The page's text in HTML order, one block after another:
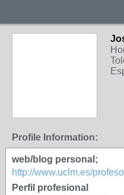
Profile Information:
web/blog personal;
http://www.uclm.es/
Perfil profesional